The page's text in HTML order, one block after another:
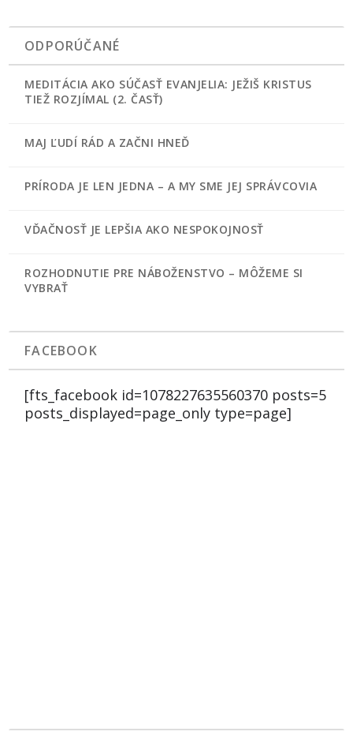
ODPORÚČANÉ
MEDITÁCIA AKO SÚČASŤ EVANJELIA: JEŽIŠ KRISTUS
TIEŽ ROZJÍMAL (2. ČASŤ)
MAJ ĽUDÍ RÁD A ZAČNI HNEĎ
PRÍRODA JE LEN JEDNA – A MY SME JEJ SPRÁVCOVIA
VĎAČNOSŤ JE LEPŠIA AKO NESPOKOJNOSŤ
ROZHODNUTIE PRE NÁBOŽENSTVO – MÔŽEME SI
VYBRAŤ
FACEBOOK
[fts_facebook id=1078227635560370 posts=5
posts_displayed=page_only type=page]